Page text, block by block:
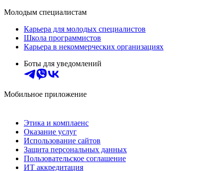
Молодым специалистам
Карьера для молодых специалистов
Школа программистов
Карьера в некоммерческих организациях
Боты для уведомлений
Мобильное приложение
Этика и комплаенс
Оказание услуг
Использование сайтов
Защита персональных данных
Пользовательское соглашение
ИТ аккредитация